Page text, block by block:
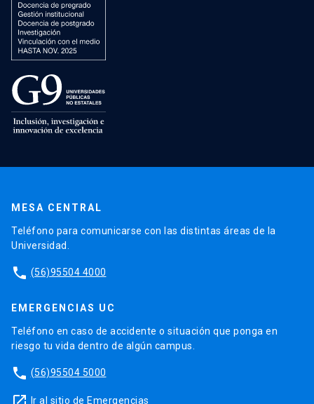
MESA CENTRAL
Teléfono para comunicarse con las distintas áreas de la
Universidad.
phone (56)95504 4000
EMERGENCIAS UC
Teléfono en caso de accidente o situación que ponga en
riesgo tu vida dentro de algún campus.
phone (56)95504 5000
Ir al sitio de Emergencias